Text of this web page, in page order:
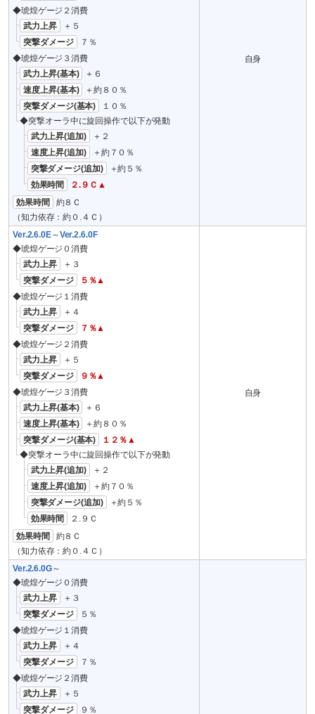
◆琥煌ゲージ２消費
武力上昇
＋５
突撃ダメージ
７％
◆琥煌ゲージ３消費
武力上昇(基本)
＋６
速度上昇(基本)
＋約８０％
突撃ダメージ(基本)
１０％
◆突撃オーラ中に旋回操作で以下が発動
武力上昇(追加)
＋２
速度上昇(追加)
＋約７０％
突撃ダメージ(追加)
＋約５％
効果時間
２.９Ｃ▲
効果時間
約８Ｃ
（知力依存：約０.４Ｃ）
自身
Ver.2.6.0E～Ver.2.6.0F
◆琥煌ゲージ０消費
武力上昇
＋３
突撃ダメージ
５％▲
◆琥煌ゲージ１消費
武力上昇
＋４
突撃ダメージ
７％▲
◆琥煌ゲージ２消費
武力上昇
＋５
突撃ダメージ
９％▲
◆琥煌ゲージ３消費
武力上昇(基本)
＋６
速度上昇(基本)
＋約８０％
突撃ダメージ(基本)
１２％▲
◆突撃オーラ中に旋回操作で以下が発動
武力上昇(追加)
＋２
速度上昇(追加)
＋約７０％
突撃ダメージ(追加)
＋約５％
効果時間
２.９Ｃ
効果時間
約８Ｃ
（知力依存：約０.４Ｃ）
自身
Ver.2.6.0G～
◆琥煌ゲージ０消費
武力上昇
＋３
突撃ダメージ
５％
◆琥煌ゲージ１消費
武力上昇
＋４
突撃ダメージ
７％
◆琥煌ゲージ２消費
武力上昇
＋５
突撃ダメージ
９％